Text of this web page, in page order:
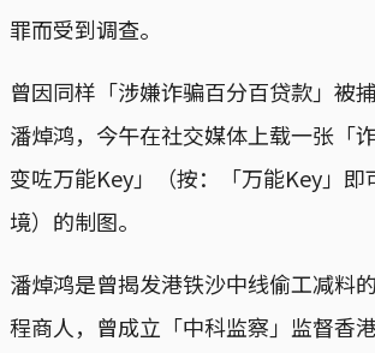
罪而受到调查。
曾因同样「涉嫌诈骗百分百贷款」被
潘焯鸿，今午在社交媒体上载一张「
变咗万能Key」（按：「万能Key」即
境）的制图。
潘焯鸿是曾揭发港铁沙中线偷工减料
程商人，曾成立「中科监察」监督香